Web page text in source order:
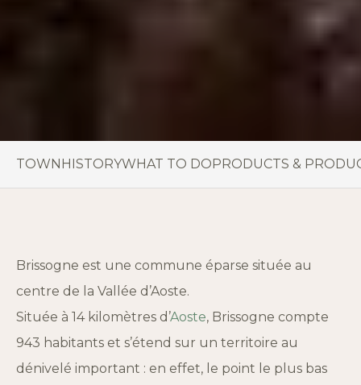
TOWNHISTORYWHAT TO DOPRODUCTS &
Brissogne est une commune éparse située au
centre de la Vallée d’Aoste.
Située à 14 kilomètres d’Aoste, Brissogne compte
943 habitants et s’étend sur un territoire au
dénivelé important : en effet, le point le plus bas